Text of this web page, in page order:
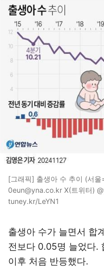
[그래픽] 출생아 수 추이 (서
0eun@yna.co.kr X(트위터)
tuney.kr/LeYN1
출생아 수가 늘면서 합
전보다 0.05명 늘었다.
이후 처음 반등했다.